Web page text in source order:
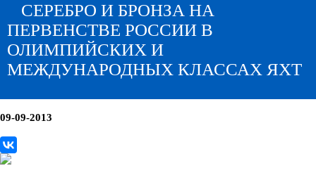
СЕРЕБРО И БРОНЗА НА
ПЕРВЕНСТВЕ РОССИИ В
ОЛИМПИЙСКИХ И
МЕЖДУНАРОДНЫХ КЛАССАХ ЯХТ
09-09-2013